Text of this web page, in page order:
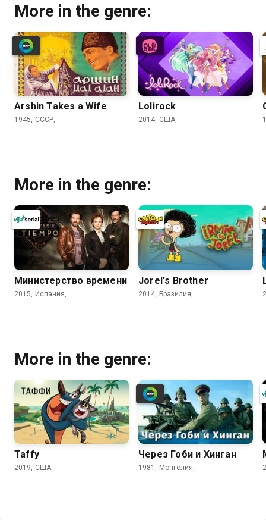
More in the genre:
Arshin Takes a Wife
1945, СССР,
Lolirock
2014, США,
More in the genre:
Министерство времени
2015, Испания,
Jorel's Brother
2014, Бразилия,
More in the genre:
Taffy
2019, США,
Через Гоби и Хинган
1981, Монголия,